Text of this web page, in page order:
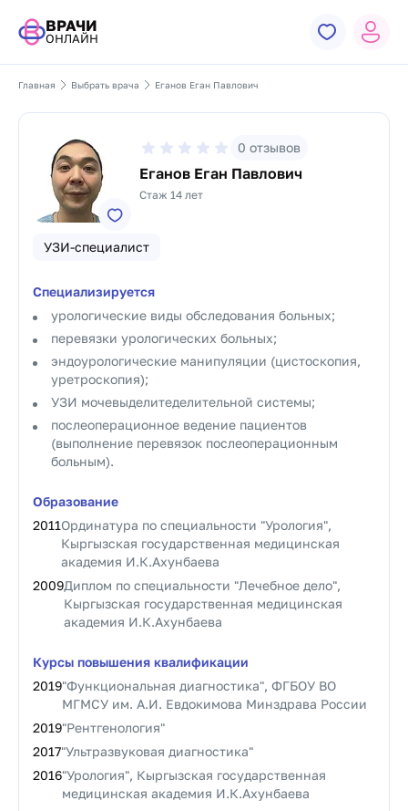
ВРАЧИ
ОНЛАЙН
Главная Выбрать врача Еганов Еган Павлович
0 отзывов
Еганов Еган Павлович
Стаж 14 лет
УЗИ-специалист
Специализируется
урологические виды обследования больных;
перевязки урологических больных;
эндоурологические манипуляции (цистоскопия,
уретроскопия);
УЗИ мочевыделитеделительной системы;
послеоперационное ведение пациентов
(выполнение перевязок послеоперационным
больным).
Образование
2011Ординатура по специальности "Урология",
Кыргызская государственная медицинская
академия И.К.Ахунбаева
2009Диплом по специальности "Лечебное дело",
Кыргызская государственная медицинская
академия И.К.Ахунбаева
Курсы повышения квалификации
2019"Функциональная диагностика", ФГБОУ ВО
МГМСУ им. А.И. Евдокимова Минздрава России
2019"Рентгенология"
2017"Ультразвуковая диагностика"
2016"Урология", Кыргызская государственная
медицинская академия И.К.Ахунбаева